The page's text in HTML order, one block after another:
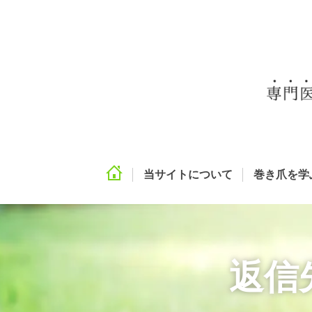
当サイトについて 巻き爪を学
返信